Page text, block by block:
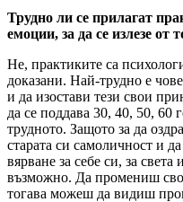
Трудно ли се прилагат
емоции, за да се излезе от
Не, практиките са
доказани. Най-трудно е
и да изостави тези свои
да се поддава 30, 40, 50, 60
трудното. Защото за да
старата си самоличност и
вярване за себе си, за
възможно. Да промениш
тогава можеш да видиш